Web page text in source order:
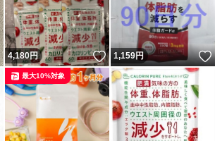
いいね！
4,180円 いいね！
1,159円
最大10%対象